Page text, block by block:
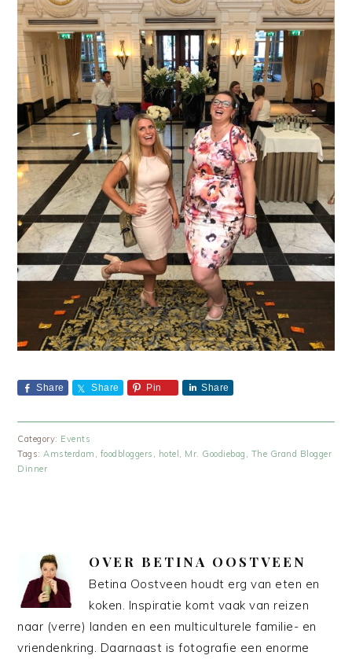
Share Share Pin Share
Category: Events
Tags:Amsterdam , foodbloggers , hotel , Mr. Goodiebag , The Grand Blogger
Dinner
OVERBETINA OOSTVEEN
Betina Oostveen houdt erg van eten en
koken. Inspiratie komt vaak van reizen
naar (verre) landen en een multiculturele familie- en
vriendenkring. Daarnaast is fotografie een enorme